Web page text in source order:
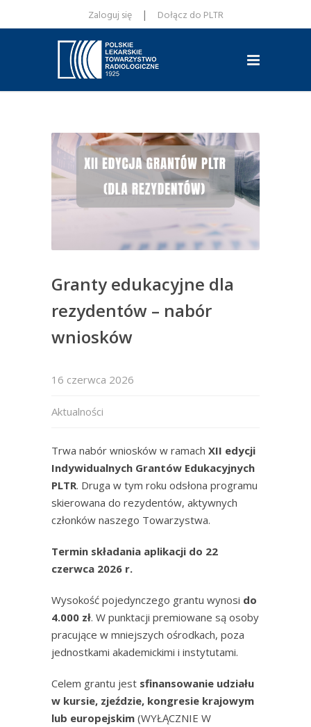
Zaloguj się | Dołącz do PLTR
Granty edukacyjne dla
rezydentów – nabór
wniosków
16 czerwca 2026
Aktualności
Trwa nabór wniosków w ramach XII edycji
Indywidualnych Grantów Edukacyjnych
PLTR. Druga w tym roku odsłona programu
skierowana do rezydentów, aktywnych
członków naszego Towarzystwa.
Termin składania aplikacji do 22
czerwca 2026 r.
Wysokość pojedynczego grantu wynosi do
4.000 zł. W punktacji premiowane są osoby
pracujące w mniejszych ośrodkach, poza
jednostkami akademickimi i instytutami.
Celem grantu jest sfinansowanie udziału
w kursie, zjeździe, kongresie krajowym
lub europejskim (WYŁĄCZNIE W